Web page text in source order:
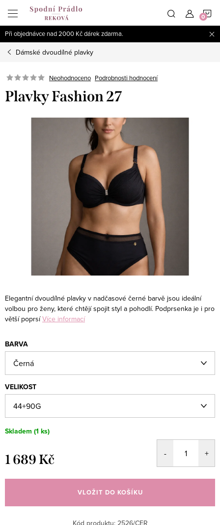
obsah
Při objednávce nad 2000 Kč dárek zdarma.
Dámské dvoudílné plavky
Neohodnoceno Podrobnosti hodnocení
Plavky Fashion 27
Elegantní dvoudílné plavky v nadčasové černé barvě jsou ideální
volbou pro ženy, které chtějí spojit styl a pohodlí. Podprsenka je i pro
větší poprsí Více informací
BARVA
VELIKOST
Skladem (1 ks)
1 689 Kč
cena:
VLOŽIT DO KOŠÍKU